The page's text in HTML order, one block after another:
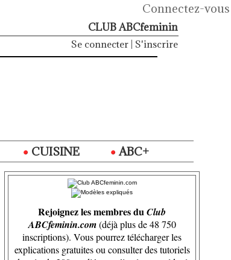
Connectez-vous
CLUB ABCfeminin
Se connecter S'inscrire
CUISINE
ABC+
Rejoignez les membres duClub
ABCfeminin.com(déjà plus de 48 750
inscriptions). Vous pourrez télécharger les
explications gratuites ou consulter des tutoriels